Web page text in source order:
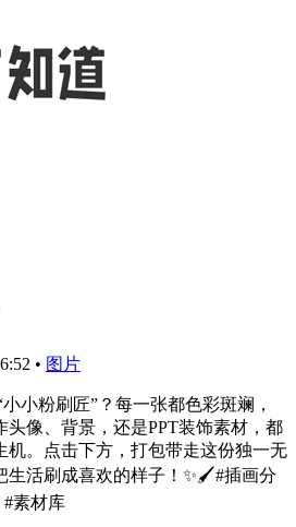
• 图片
小粉刷匠”？每一张都色彩斑斓，
像、背景，还是PPT装饰素材，都
机。点击下方，打包带走这份独一无
生活刷成喜欢的样子！✨🖌️#插画分
#素材库